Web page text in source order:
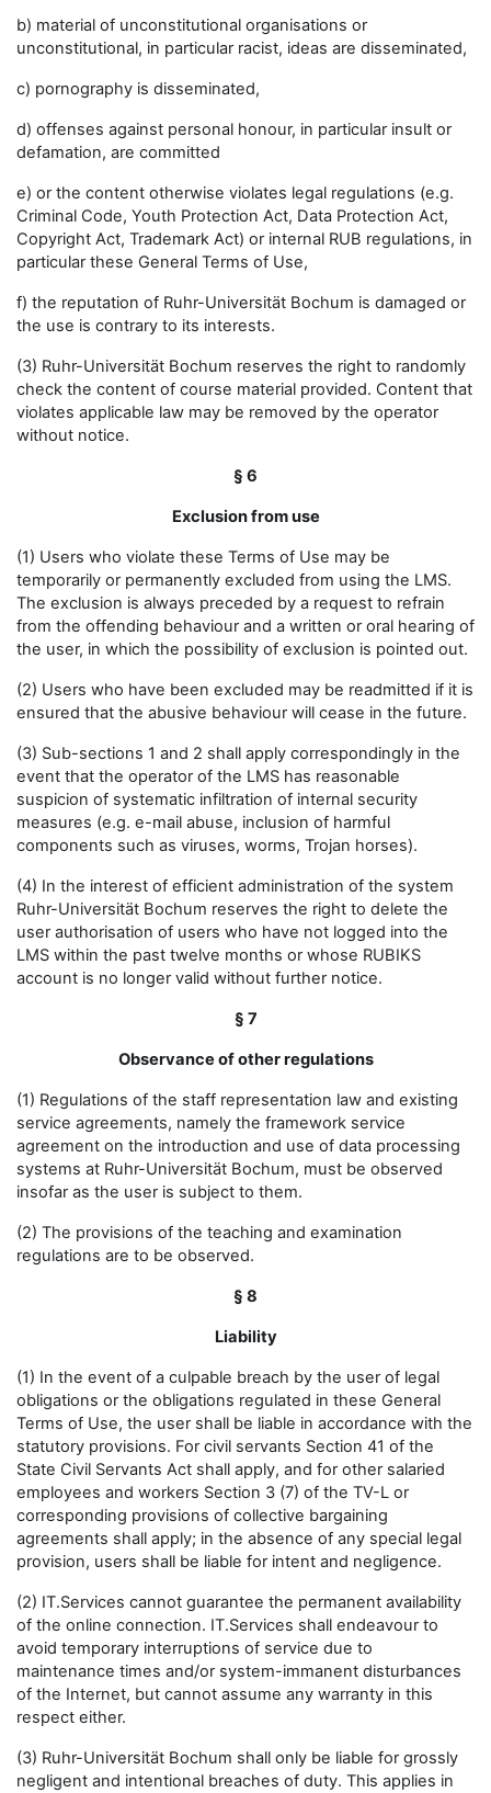
b) material of unconstitutional organisations or
unconstitutional, in particular racist, ideas are disseminated,
c) pornography is disseminated,
d) offenses against personal honour, in particular insult or
defamation, are committed
e) or the content otherwise violates legal regulations (e.g.
Criminal Code, Youth Protection Act, Data Protection Act,
Copyright Act, Trademark Act) or internal RUB regulations, in
particular these General Terms of Use,
f) the reputation of Ruhr-Universität Bochum is damaged or
the use is contrary to its interests.
(3) Ruhr-Universität Bochum reserves the right to randomly
check the content of course material provided. Content that
violates applicable law may be removed by the operator
without notice.
§ 6
Exclusion from use
(1) Users who violate these Terms of Use may be
temporarily or permanently excluded from using the LMS.
The exclusion is always preceded by a request to refrain
from the offending behaviour and a written or oral hearing of
the user, in which the possibility of exclusion is pointed out.
(2) Users who have been excluded may be readmitted if it is
ensured that the abusive behaviour will cease in the future.
(3) Sub-sections 1 and 2 shall apply correspondingly in the
event that the operator of the LMS has reasonable
suspicion of systematic infiltration of internal security
measures (e.g. e-mail abuse, inclusion of harmful
components such as viruses, worms, Trojan horses).
(4) In the interest of efficient administration of the system
Ruhr-Universität Bochum reserves the right to delete the
user authorisation of users who have not logged into the
LMS within the past twelve months or whose RUBIKS
account is no longer valid without further notice.
§ 7
Observance of other regulations
(1) Regulations of the staff representation law and existing
service agreements, namely the framework service
agreement on the introduction and use of data processing
systems at Ruhr-Universität Bochum, must be observed
insofar as the user is subject to them.
(2) The provisions of the teaching and examination
regulations are to be observed.
§ 8
Liability
(1) In the event of a culpable breach by the user of legal
obligations or the obligations regulated in these General
Terms of Use, the user shall be liable in accordance with the
statutory provisions. For civil servants Section 41 of the
State Civil Servants Act shall apply, and for other salaried
employees and workers Section 3 (7) of the TV-L or
corresponding provisions of collective bargaining
agreements shall apply; in the absence of any special legal
provision, users shall be liable for intent and negligence.
(2) IT.Services cannot guarantee the permanent availability
of the online connection. IT.Services shall endeavour to
avoid temporary interruptions of service due to
maintenance times and/or system-immanent disturbances
of the Internet, but cannot assume any warranty in this
respect either.
(3) Ruhr-Universität Bochum shall only be liable for grossly
negligent and intentional breaches of duty. This applies in